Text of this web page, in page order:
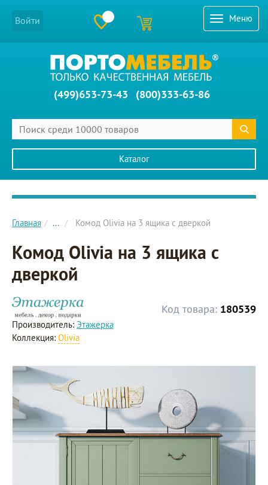
Меню
Войти
(499)653-73-43 (800)333-63-86
Каталог
Главное меню сайта
Главная ... Комод Olivia на 3 ящика с дверкой
Комод Olivia на 3 ящика с
дверкой
Код товара: 180539
Производитель: Этажерка
Коллекция: Olivia